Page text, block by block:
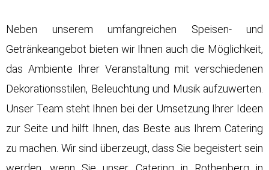
Neben unserem umfangreichen Speisen- und
Getränkeangebot bieten wir Ihnen auch die Möglichkeit,
das Ambiente Ihrer Veranstaltung mit verschiedenen
Dekorationsstilen, Beleuchtung und Musik aufzuwerten.
Unser Team steht Ihnen bei der Umsetzung Ihrer Ideen
zur Seite und hilft Ihnen, das Beste aus Ihrem Catering
zu machen. Wir sind überzeugt, dass Sie begeistert sein